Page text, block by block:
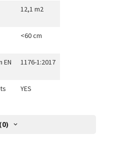
12,1 m2
<60 cm
EN 1176-1:2017
YES